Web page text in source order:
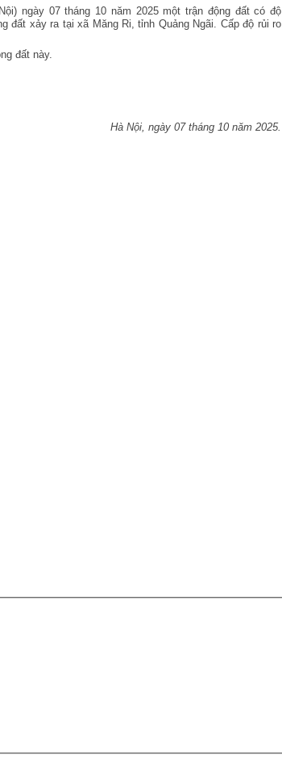
ngày 07tháng 10 năm 2025 một trận động đất có độ
đất xảy ra tại xã Măng Ri, tỉnh Quảng Ngãi. Cấp độ rủi ro
đất này.
Hà Nội, ngày 07 tháng 10 năm 2025.